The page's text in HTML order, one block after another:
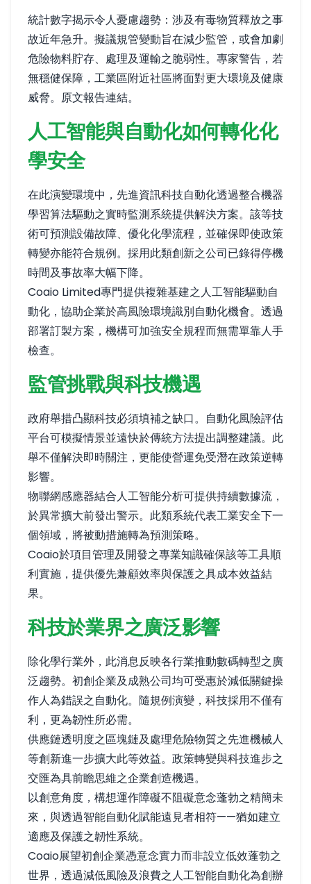
統計數字揭示令人憂慮趨勢：涉及有毒物質釋放之事
故近年急升。擬議規管變動旨在減少監管，或會加劇
危險物料貯存、處理及運輸之脆弱性。專家警告，若
無穩健保障，工業區附近社區將面對更大環境及健康
威脅。 原文報告連結。
人工智能與自動化如何轉化化
學安全
在此演變環境中，先進資訊科技自動化透過整合機器
學習算法驅動之實時監測系統提供解決方案。該等技
術可預測設備故障、優化化學流程，並確保即使政策
轉變亦能符合規例。採用此類創新之公司已錄得停機
時間及事故率大幅下降。
Coaio Limited專門提供複雜基建之人工智能驅動自
動化，協助企業於高風險環境識別自動化機會。透過
部署訂製方案，機構可加強安全規程而無需單靠人手
檢查。
監管挑戰與科技機遇
政府舉措凸顯科技必須填補之缺口。自動化風險評估
平台可模擬情景並遠快於傳統方法提出調整建議。此
舉不僅解決即時關注，更能使營運免受潛在政策逆轉
影響。
物聯網感應器結合人工智能分析可提供持續數據流，
於異常擴大前發出警示。此類系統代表工業安全下一
個領域，將被動措施轉為預測策略。
Coaio於項目管理及開發之專業知識確保該等工具順
利實施，提供優先兼顧效率與保護之具成本效益結
果。
科技於業界之廣泛影響
除化學行業外，此消息反映各行業推動數碼轉型之廣
泛趨勢。初創企業及成熟公司均可受惠於減低關鍵操
作人為錯誤之自動化。隨規例演變，科技採用不僅有
利，更為韌性所必需。
供應鏈透明度之區塊鏈及處理危險物質之先進機械人
等創新進一步擴大此等效益。政策轉變與科技進步之
交匯為具前瞻思維之企業創造機遇。
以創意角度，構想運作障礙不阻礙意念蓬勃之精簡未
來，與透過智能自動化賦能遠見者相符——猶如建立
適應及保護之韌性系統。
Coaio展望初創企業憑意念實力而非設立低效蓬勃之
世界，透過減低風險及浪費之人工智能自動化為創辦